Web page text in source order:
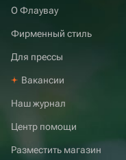
О Флаувау
Фирменный стиль
Для прессы
Вакансии
Наш журнал
Центр помощи
Разместить магазин